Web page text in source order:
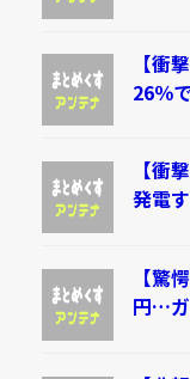
【衝
26％
【衝
発電
【驚
円…